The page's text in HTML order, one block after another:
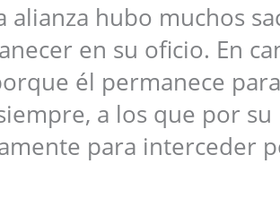
hubo muchos
en su oficio. En
él permanece
a los que por
para interceder